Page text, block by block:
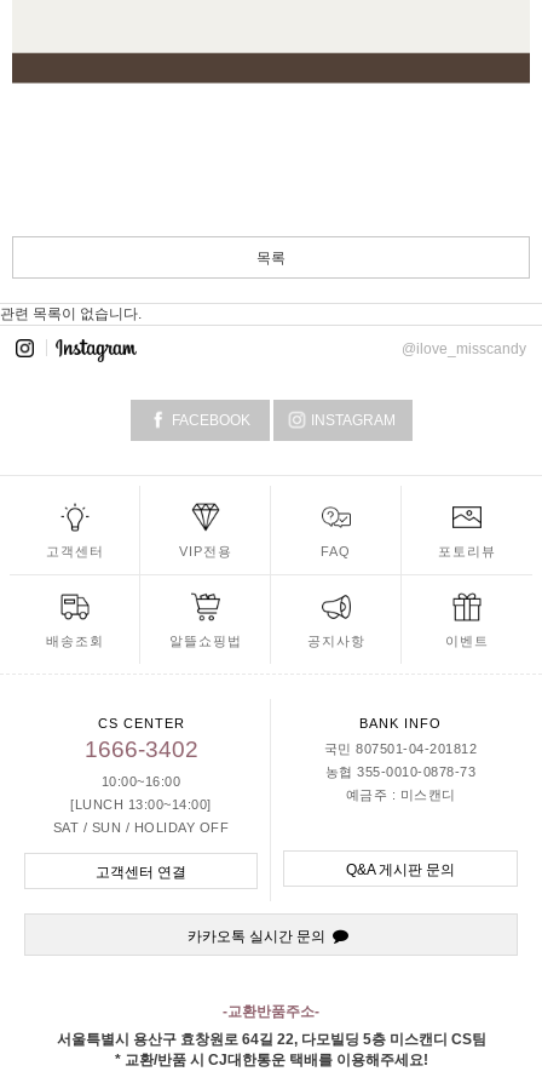
목록
관련 목록이 없습니다.
@ilove_misscandy
FACEBOOK INSTAGRAM
고객센터 VIP전용 FAQ 포토리뷰
배송조회 알뜰쇼핑법 공지사항 이벤트
CS CENTER
1666-3402
10:00~16:00
[LUNCH 13:00~14:00]
SAT / SUN / HOLIDAY OFF
고객센터 연결
BANK INFO
국민 807501-04-201812
농협 355-0010-0878-73
예금주 : 미스캔디
Q&A 게시판 문의
카카오톡 실시간 문의
-교환반품주소-
서울특별시 용산구 효창원로 64길 22, 다모빌딩 5층 미스캔디 CS팀
* 교환/반품 시 CJ대한통운 택배를 이용해주세요!